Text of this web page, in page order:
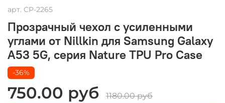
арт. CP-2265
Прозрачный чехол с усиленными
углами от Nillkin для Samsung Galaxy
A53 5G, серия Nature TPU Pro Case
-36%
750.00 руб
1180.00 руб